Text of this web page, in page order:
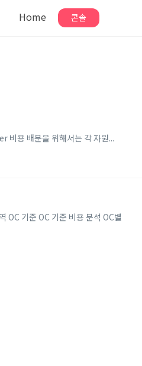
Home 콘솔
용 배분을 위해서는 각 자원...
OC 기준 OC 기준 비용 분석 OC별